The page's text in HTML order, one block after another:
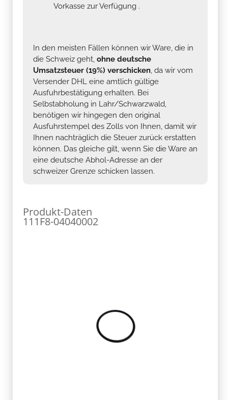
Vorkasse zur Verfügung .
In den meisten Fällen können wir Ware, die in
die Schweiz geht, ohne deutsche
Umsatzsteuer (19%) verschicken, da wir vom
Versender DHL eine amtlich gültige
Ausfuhrbestätigung erhalten. Bei
Selbstabholung in Lahr/Schwarzwald,
benötigen wir hingegen den original
Ausfuhrstempel des Zolls von Ihnen, damit wir
Ihnen nachträglich die Steuer zurück erstatten
können. Das gleiche gilt, wenn Sie die Ware an
eine deutsche Abhol-Adresse an der
schweizer Grenze schicken lassen.
Produkt-Daten
111F8-04040002